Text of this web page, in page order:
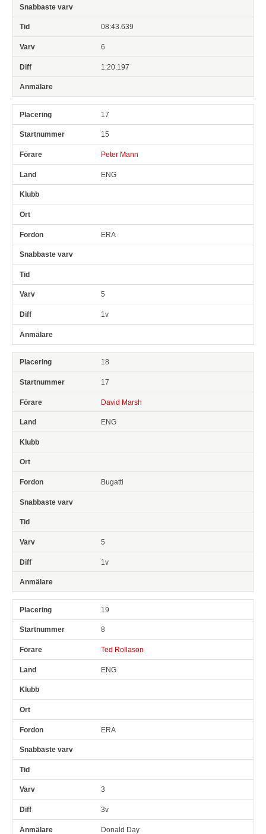
08:43.639
6
1:20.197
17
15
Peter Mann
ENG
ERA
5
1v
18
17
David Marsh
ENG
Bugatti
5
1v
19
8
Ted Rollason
ENG
ERA
3
3v
Donald Day